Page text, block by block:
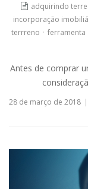
adquirindo
incorporação
terrreno · ferramenta
Antes de comprar
28 de março de 2018